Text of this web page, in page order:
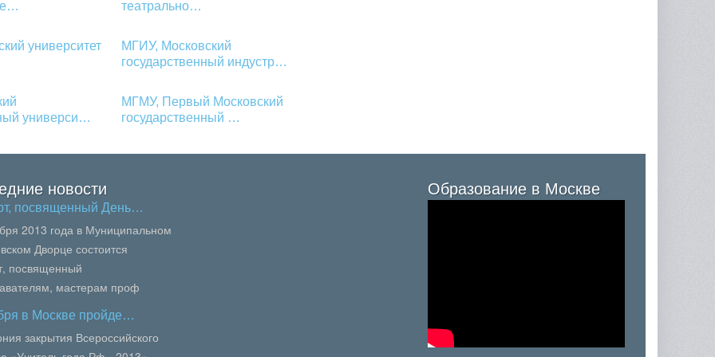
театрально…
университет
МГИУ, Московский
государственный индустр…
универси…
МГМУ, Первый Московский
государственный …
новости
посвященный День…
2013 года в Муниципальном
Дворце состоится
посвященный
мастерам проф
педагогам колледжей и
сей...
в Москве пройде…
закрытия Всероссийского
Образование в Москве